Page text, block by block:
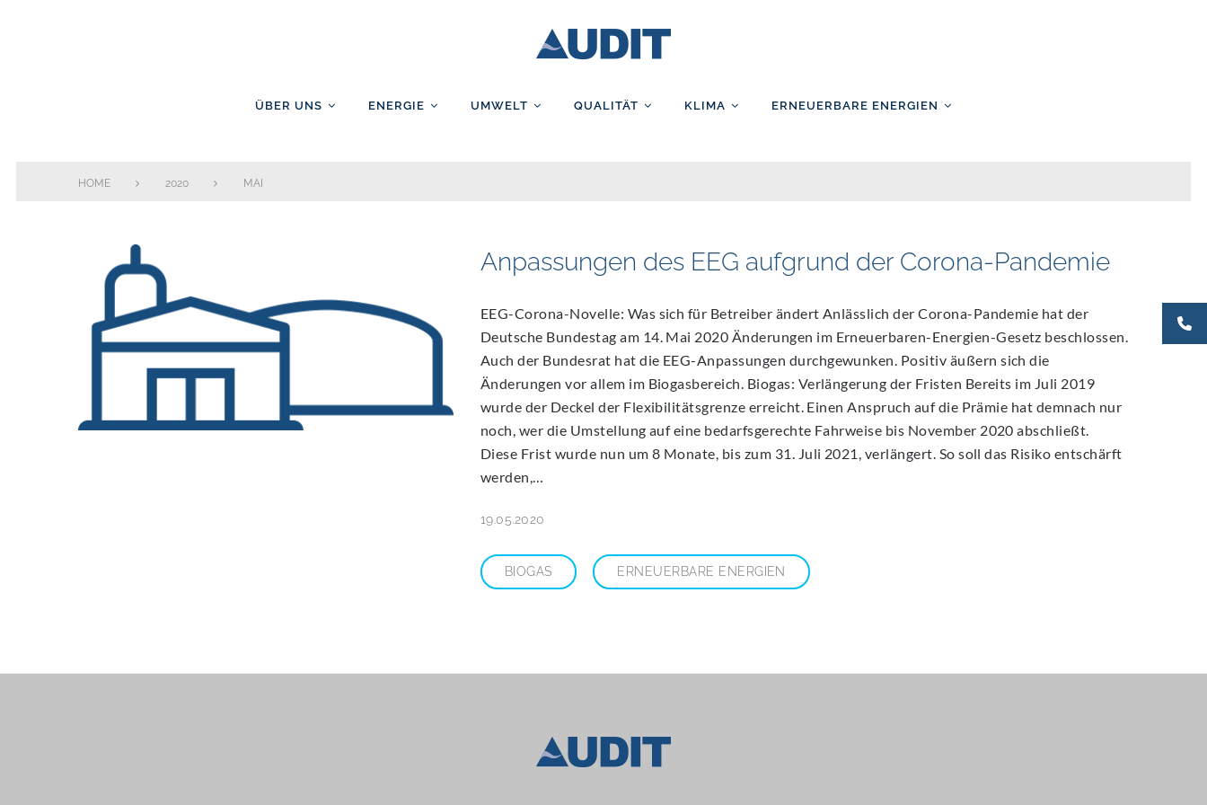
AUDIT GmbH
ÜBER UNS ENERGIE UMWELT QUALITÄT KLIMA ERNEUERBARE ENERGIEN
HOME 2020 MAI
Monat:
Mai
2020
Anpassungen des EEG aufgrund der Corona-Pandemie
EEG-Corona-Novelle: Was sich für Betreiber ändert Anlässlich der Corona-Pandemie hat der
Deutsche Bundestag am 14. Mai 2020 Änderungen im Erneuerbaren-Energien-Gesetz beschlossen.
Auch der Bundesrat hat die EEG-Anpassungen durchgewunken. Positiv äußern sich die
Änderungen vor allem im Biogasbereich. Biogas: Verlängerung der Fristen Bereits im Juli 2019
wurde der Deckel der Flexibilitätsgrenze erreicht. Einen Anspruch auf die Prämie hat demnach nur
noch, wer die Umstellung auf eine bedarfsgerechte Fahrweise bis November 2020 abschließt.
Diese Frist wurde nun um 8 Monate, bis zum 31. Juli 2021, verlängert. So soll das Risiko entschärft
werden,…
19.05.2020
BIOGAS ERNEUERBARE ENERGIEN